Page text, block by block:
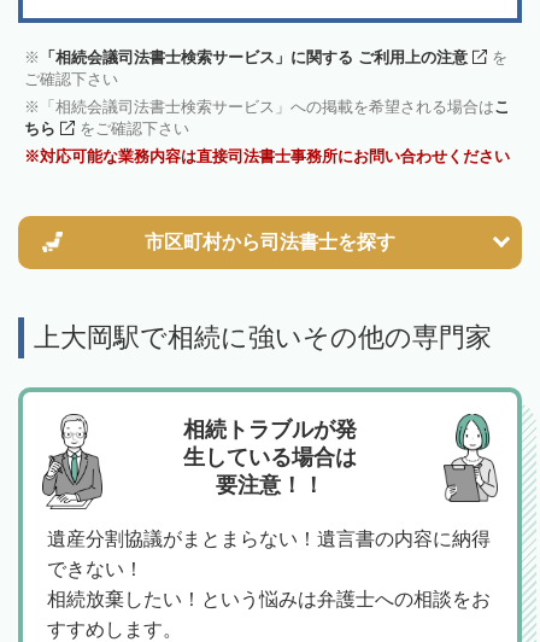
「相続会議司法書士検索サービス」に関する ご利用上の注意
を
ご確認下さい
「相続会議司法書士検索サービス」への掲載を希望される場合はこ
ちら
をご確認下さい
対応可能な業務内容は直接司法書士事務所にお問い合わせください
市区町村から司法書士を探す
上大岡駅で相続に強いその他の専門家
相続トラブルが発
生している場合は
要注意！！
遺産分割協議がまとまらない！遺言書の内容に納得
できない！
相続放棄したい！という悩みは弁護士への相談をお
すすめします。